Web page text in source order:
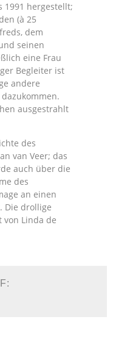
1991 hergestellt;
(à 25
dem
seinen
eine Frau
Begleiter ist
andere
ausgestrahlt
des
van Veer; das
auch über die
des
an einen
Die drollige
von Linda de